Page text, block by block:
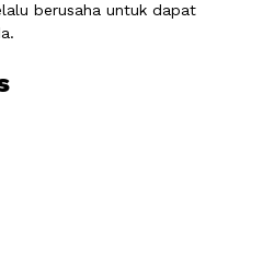
berusaha untuk dapat